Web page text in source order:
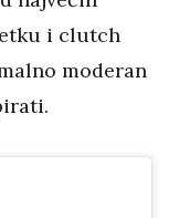
i clutch
moderan